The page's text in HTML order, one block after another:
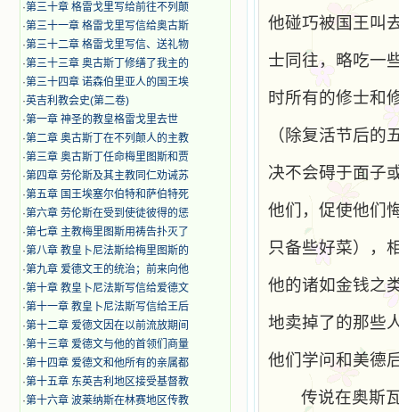
·第三十章 格雷戈里写给前往不列颠
·第三十一章 格雷戈里写信给奥古斯
·第三十二章 格雷戈里写信、送礼物
·第三十三章 奥古斯丁修缮了我主的
·第三十四章 诺森伯里亚人的国王埃
·英吉利教会史(第二卷)
·第一章 神圣的教皇格雷戈里去世
·第二章 奥古斯丁在不列颠人的主教
·第三章 奥古斯丁任命梅里图斯和贾
·第四章 劳伦斯及其主教同仁劝诫苏
·第五章 国王埃塞尔伯特和萨伯特死
·第六章 劳伦斯在受到使徒彼得的惩
·第七章 主教梅里图斯用祷告扑灭了
·第八章 教皇卜尼法斯给梅里图斯的
·第九章 爱德文王的统治；前来向他
·第十章 教皇卜尼法斯写信给爱德文
·第十一章 教皇卜尼法斯写信给王后
·第十二章 爱德文因在以前流放期间
·第十三章 爱德文与他的首领们商量
·第十四章 爱德文和他所有的亲属都
·第十五章 东英吉利地区接受基督教
·第十六章 波莱纳斯在林赛地区传教
他碰巧被国王叫
士同往，略吃一
时所有的修士和
（除复活节后
决不会碍于面子
他们，促使他们
只备些好菜），
他的诸如金钱之
地卖掉了的那些
他们学问和美德
传说在奥斯